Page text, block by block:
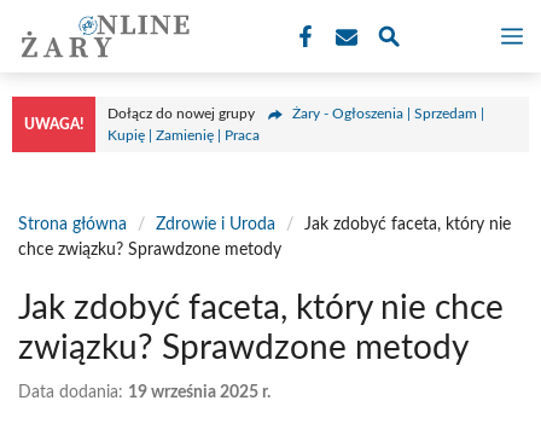
treści
UWAGA!
Dołącz do nowej grupy
Żary - Ogłoszenia | Sprzedam |
Kupię | Zamienię | Praca
Strona główna / Zdrowie i Uroda /
Jak zdobyć faceta, który nie
chce związku? Sprawdzone metody
Jak zdobyć faceta, który nie chce
związku? Sprawdzone metody
Data dodania: 19 września 2025 r.